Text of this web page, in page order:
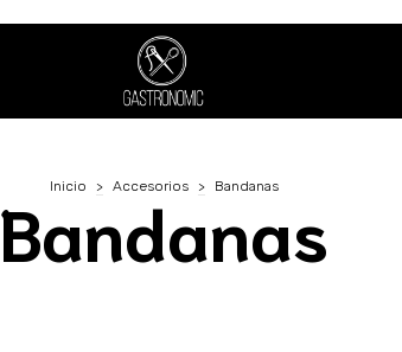
Inicio > Accesorios > Bandanas
Bandanas